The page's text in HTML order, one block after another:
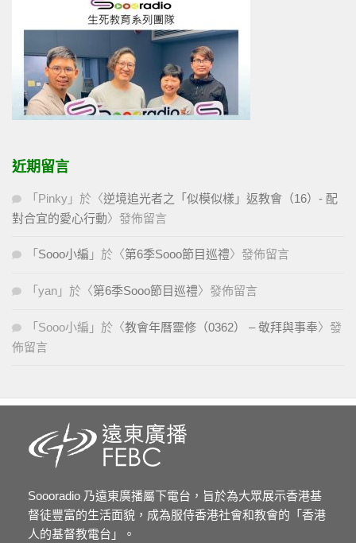
近期留言
「 Pinky 」於〈逆境追光者之「似模似樣」返教會（16）- 配
對合宜的愛心行動〉發佈留言
「 Sooo小編 」於〈第6季Sooo節目巡禮〉發佈留言
「 yan 」於〈第6季Sooo節目巡禮〉發佈留言
「 Sooo小編 」於〈教會年曆靈修（0362） – 敬拜與事奉〉發
佈留言
Soooradio 乃遠東廣播屬下電台，旨於為大眾展示香港基
督徒豐富的生活面貌，成為服侍香港社會和教會的「香港
人的基督教電台」。